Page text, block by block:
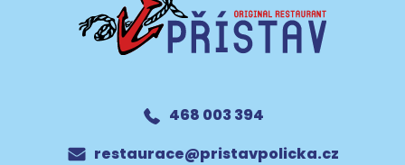
468 003 394
restaurace@pristavpolicka.cz